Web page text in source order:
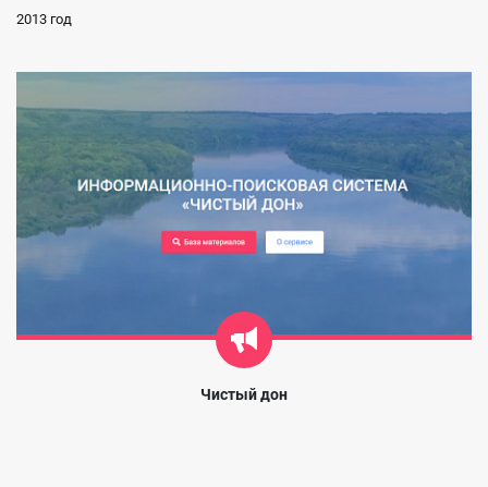
2013 год
Чистый дон